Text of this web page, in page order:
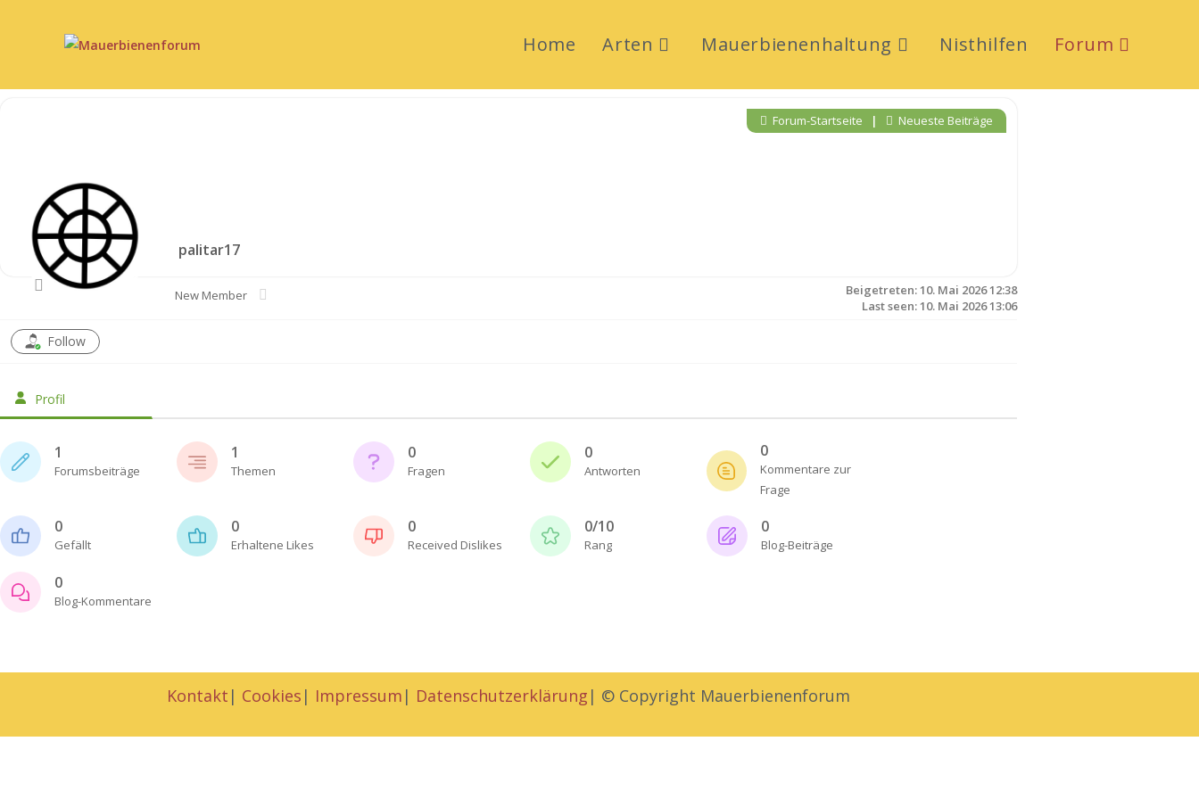
Home Arten Mauerbienenhaltung Nisthilfen Forum
palitar17
Forum-Startseite | Neueste Beiträge
New Member
Beigetreten: 10. Mai 2026 12:38
Last seen: 10. Mai 2026 13:06
Follow
Profil
1
Forumsbeiträge
1
Themen
0
Fragen
0
Antworten
0
Kommentare zur
Frage
0
Gefällt
0
Erhaltene Likes
0
Received Dislikes
0/10
Rang
0
Blog-Beiträge
0
Blog-Kommentare
Kontakt | Cookies | Impressum | Datenschutzerklärung | © Copyright Mauerbienenforum